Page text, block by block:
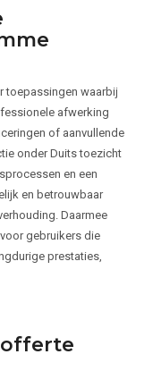
toepassingen waarbij
afwerking
of aanvullende
onder Duits toezicht
en een
en betrouwbaar
Daarmee
gebruikers die
prestaties,
offerte